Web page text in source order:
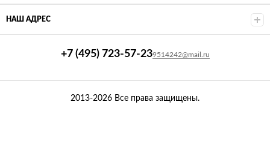
НАШ АДРЕС
+7 (495) 723-57-239514242@mail.ru
2013-2026 Все права защищены.